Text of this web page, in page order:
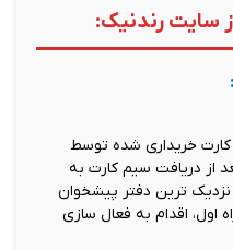
سایت رندنیک:
خریداری شده توسط
از دریافت سیم کارت به
ترین دفتر پیشخوان
اول، اقدام به فعال سازی